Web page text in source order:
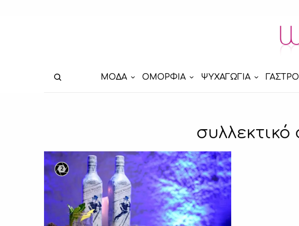
ΜΟΔΑ ΟΜΟΡΦΙΑ ΨΥΧΑΓΩΓΙΑ
2